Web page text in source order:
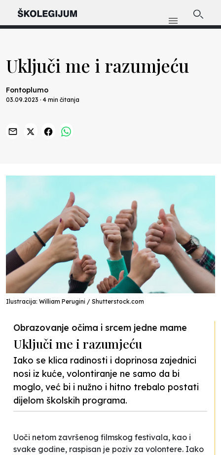
Uključi me i razumjeću
Fontoplumo
03.09.2023 · 4 min čitanja
Ilustracija: William Perugini / Shutterstock.com
Obrazovanje očima i srcem jedne mame
Uključi me i razumjeću
Iako se klica radinosti i doprinosa zajednici
nosi iz kuće, volontiranje ne samo da bi
moglo, već bi i nužno i hitno trebalo postati
dijelom školskih programa.
Uoči netom završenog filmskog festivala, kao i
svake godine, raspisan je poziv za volontere. Iako